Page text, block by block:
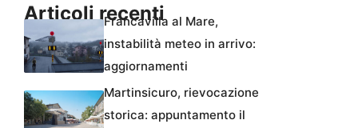
Articoli recenti
Francavilla al Mare,
instabilità meteo in arrivo:
aggiornamenti
Martinsicuro, rievocazione
storica: appuntamento il